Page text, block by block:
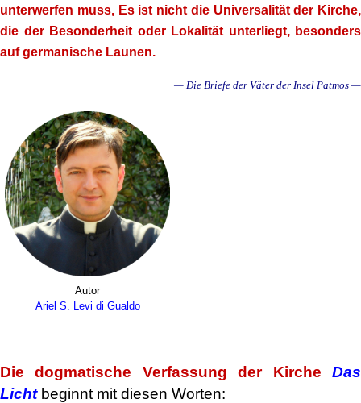
unterwerfen muss, Es ist nicht die Universalität der Kirche,
die der Besonderheit oder Lokalität unterliegt, besonders
auf germanische Launen.
— Die Briefe der Väter der Insel Patmos —
Autor
Ariel S. Levi di Gualdo
Die dogmatische Verfassung der Kirche Das
Licht beginnt mit diesen Worten: